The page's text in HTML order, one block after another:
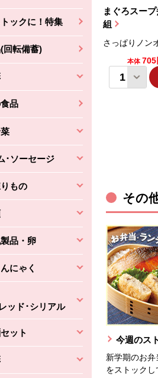
ックに！特集
回転備蓄)
品
･ソーセージ
もの
品・卵
にゃく
ッド･シリアル
ット
まぐろスー
組
さっぱりノン
本体 705
ルサミコ
本体2,160円 (税込2,333円)
かごへ
その
今週のス
新学期のお
をストックし